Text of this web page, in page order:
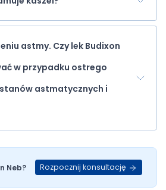
astmy. Czy lek Budixon
w przypadku ostrego
astmatycznych i
Neb? Rozpocznij konsultację